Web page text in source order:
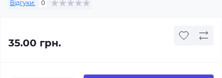
Відгуки: 0
35.00 грн.